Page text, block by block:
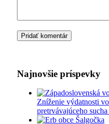
Najnovšie príspevky
Zníženie výdatnosti
pretrvávajúceho